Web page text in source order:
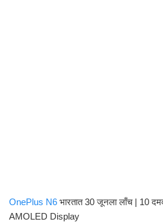
OnePlus N6 भारतात 30 जूनला लाँच | 10
AMOLED Display